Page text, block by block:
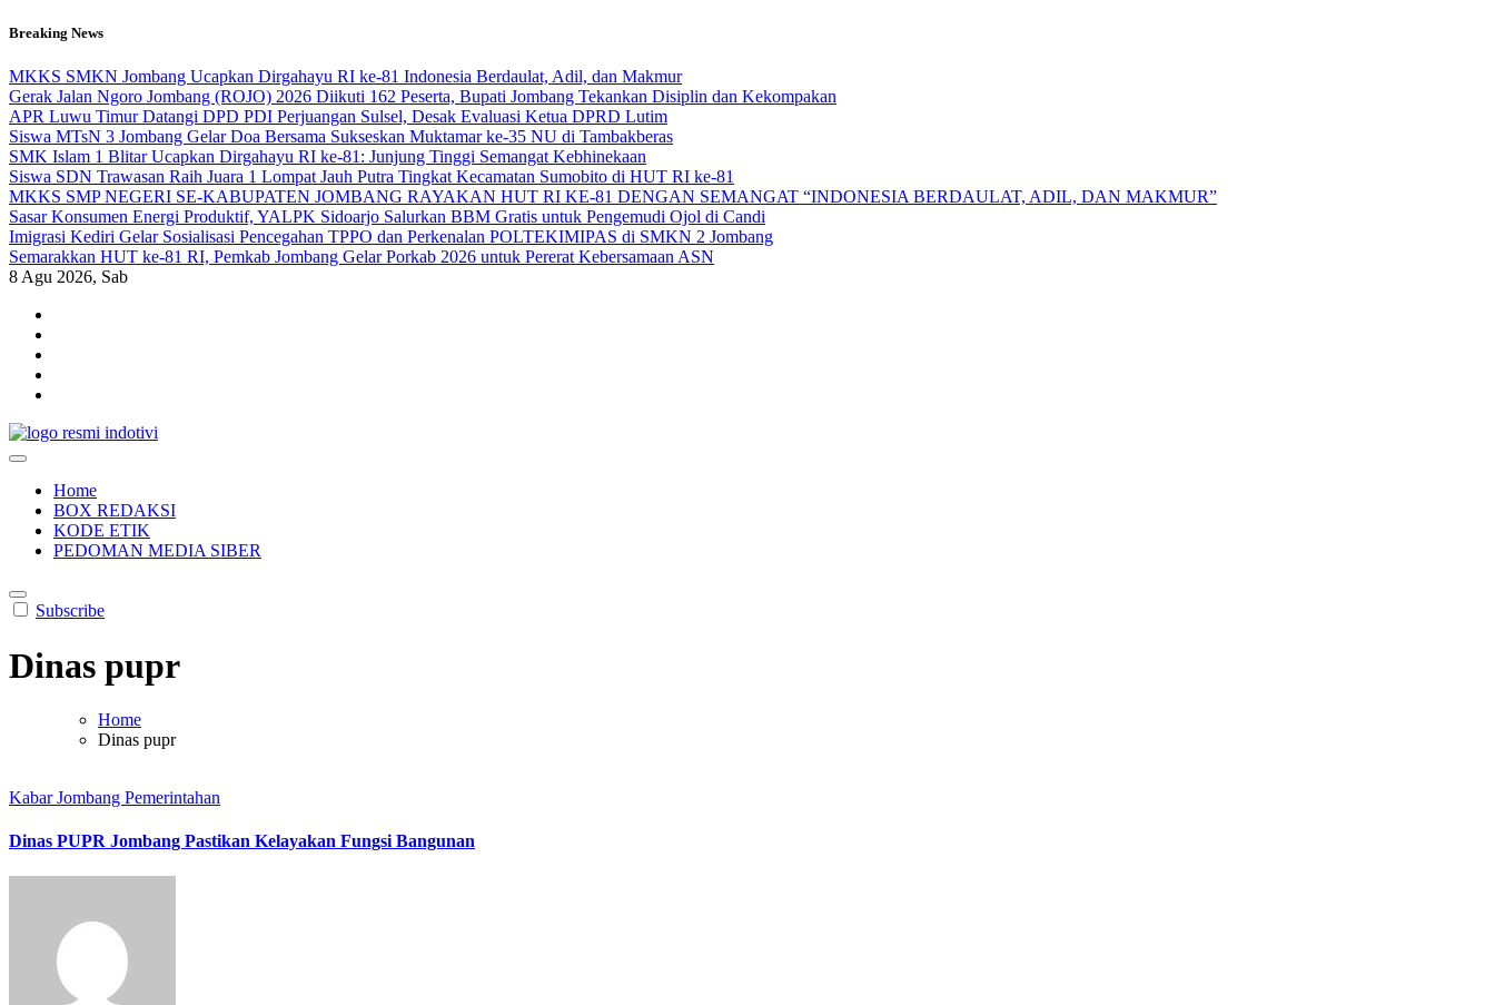
Skip
content
Breaking News
MKKS SMKN Jombang Ucapkan Dirgahayu RI ke-81 Indonesia Berdaulat, Adil, dan Makmur
Gerak Jalan Ngoro Jombang (ROJO) 2026 Diikuti 162 Peserta, Bupati Jombang Tekankan Disiplin dan Kekompakan
APR Luwu Timur Datangi DPD PDI Perjuangan Sulsel, Desak Evaluasi Ketua DPRD Lutim
Siswa MTsN 3 Jombang Gelar Doa Bersama Sukseskan Muktamar ke-35 NU di Tambakberas
SMK Islam 1 Blitar Ucapkan Dirgahayu RI ke-81: Junjung Tinggi Semangat Kebhinekaan
Siswa SDN Trawasan Raih Juara 1 Lompat Jauh Putra Tingkat Kecamatan Sumobito di HUT RI ke-81
MKKS SMP NEGERI SE-KABUPATEN JOMBANG RAYAKAN HUT RI KE-81 DENGAN SEMANGAT “INDONESIA BERDAULAT, ADIL, DAN MAKMUR”
Sasar Konsumen Energi Produktif, YALPK Sidoarjo Salurkan BBM Gratis untuk Pengemudi Ojol di Candi
Imigrasi Kediri Gelar Sosialisasi Pencegahan TPPO dan Perkenalan POLTEKIMIPAS di SMKN 2 Jombang
Semarakkan HUT ke-81 RI, Pemkab Jombang Gelar Porkab 2026 untuk Pererat Kebersamaan ASN
8 Agu 2026, Sab
Home
BOX REDAKSI
KODE ETIK
PEDOMAN MEDIA SIBER
Subscribe
Dinas pupr
Home
Dinas pupr
Kabar Jombang Pemerintahan
Dinas PUPR Jombang Pastikan Kelayakan Fungsi Bangunan